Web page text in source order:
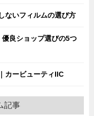
ないフィルムの選び方
良ショップ選びの5つ
カービューティIIC
記事